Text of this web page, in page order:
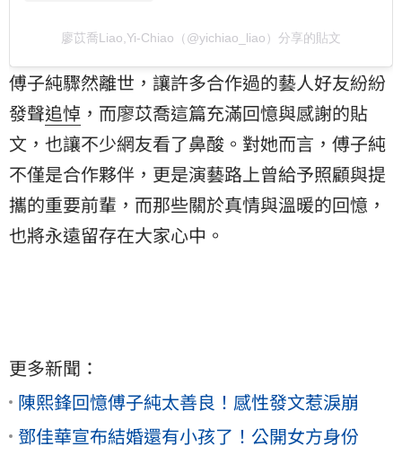
廖苡喬Liao,Yi-Chiao（@yichiao_liao）分享的貼文
傅子純驟然離世，讓許多合作過的藝人好友紛紛
發聲追悼 ，而廖苡喬這篇充滿回憶與感謝的貼
文，也讓不少網友看了鼻酸。對她而言，傅子純
不僅是合作夥伴，更是演藝路上曾給予照顧與提
攜的重要前輩，而那些關於真情與溫暖的回憶，
也將永遠留存在大家心中。
更多新聞：
陳熙鋒回憶傅子純太善良！感性發文惹淚崩
鄧佳華宣布結婚還有小孩了！公開女方身份